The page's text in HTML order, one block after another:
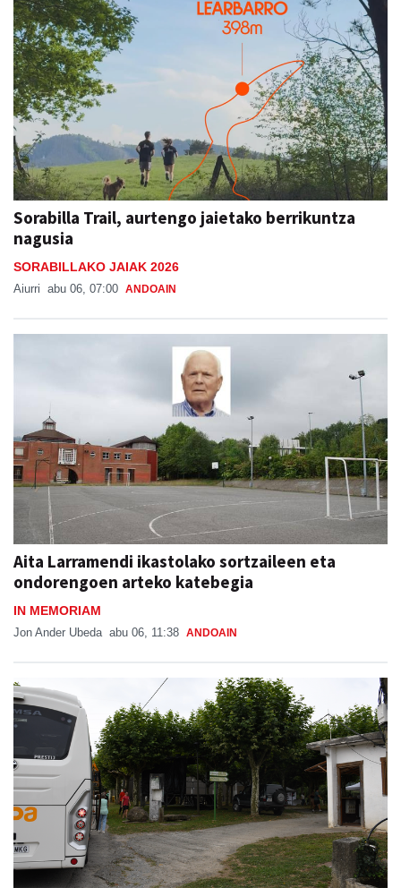
Sorabilla Trail, aurtengo jaietako berrikuntza
nagusia
SORABILLAKO JAIAK 2026
Aiurri abu 06, 07:00 ANDOAIN
Aita Larramendi ikastolako sortzaileen eta
ondorengoen arteko katebegia
IN MEMORIAM
Jon Ander Ubeda abu 06, 11:38 ANDOAIN